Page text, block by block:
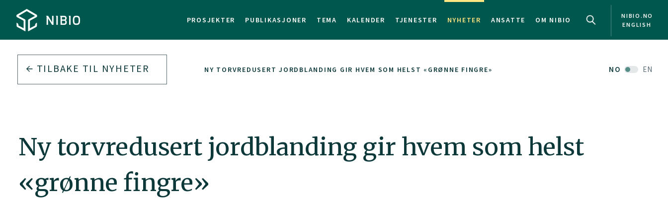
PROSJEKTER PUBLIKASJONER TEMA KALENDER TJENESTER NYHETER ANSATTE OM NIBIO
NIBIO.NO
ENGLISH
TILBAKE TIL NYHETER NY TORVREDUSERT JORDBLANDING GIR HVEM SOM HELST «GRØNNE FINGRE» NO EN
Ny torvredusert jordblanding gir hvem som helst
«grønne fingre»